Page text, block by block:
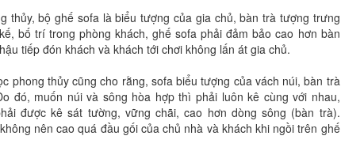
thủy, bộ ghế sofa là biểu tượng của gia chủ, bàn trà tượng trưng
bố trí trong phòng khách, ghế sofa phải đảm bảo cao hơn bàn
tiếp đón khách và khách tới chơi không lấn át gia chủ.
phong thủy cũng cho rằng, sofa biểu tượng của vách núi, bàn trà
đó, muốn núi và sông hòa hợp thì phải luôn kê cùng với nhau,
được kê sát tường, vững chãi, cao hơn dòng sông (bàn trà).
nên cao quá đầu gối của chủ nhà và khách khi ngồi trên ghế